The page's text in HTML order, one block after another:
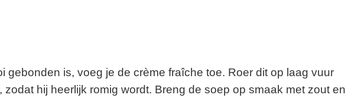
gebonden is, voeg je de crème fraîche toe. Roer dit op laag vuur
zodat hij heerlijk romig wordt. Breng de soep op smaak met zout en